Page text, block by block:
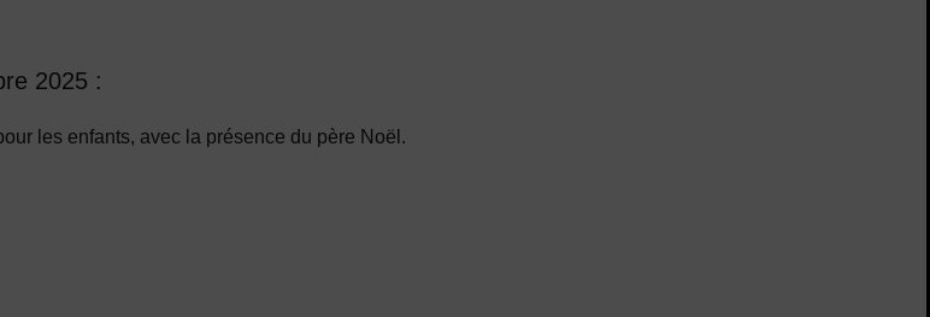
2025 :
les enfants, avec la présence du père Noël.